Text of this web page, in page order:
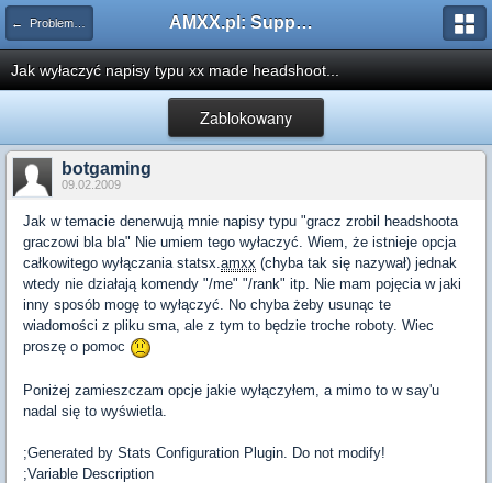
← Problemy z pluginami AMXX.pl: Support AMX Mod X i SourceMod
Jak wyłaczyć napisy typu xx made headshoot...
Zablokowany
botgaming
09.02.2009
Jak w temacie denerwują mnie napisy typu "gracz zrobil headshoota
graczowi bla bla" Nie umiem tego wyłaczyć. Wiem, że istnieje opcja
całkowitego wyłączania statsx.amxx (chyba tak się nazywał) jednak
wtedy nie działają komendy "/me" "/rank" itp. Nie mam pojęcia w jaki
inny sposób mogę to wyłączyć. No chyba żeby usunąc te
wiadomości z pliku sma, ale z tym to będzie troche roboty. Wiec
proszę o pomoc
Poniżej zamieszczam opcje jakie wyłączyłem, a mimo to w say'u
nadal się to wyświetla.
;Generated by Stats Configuration Plugin. Do not modify!
;Variable Description